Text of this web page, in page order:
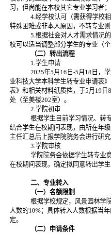
习，但尚能在本校其它专业学习者；
4.经学校认可（需获得学校
特殊困难或非本人原因，不转专业则
5.根据社会对人才需求情况
校可以适当调整部分学生的专业（
（二）转出流程
1.学生申请
2025年5月16日-5月18日，
业科技大学本科学生转专业申请表
表》和相关材料纸质档，于5月19
处（至美楼202室）。
2.学院初审
根据学生目前学习情况、转
结合学生在校期间表现，由所在年
主任汇总后上报学院院务会进行研究
3.学院审核
学院院务会依据学生转专业
在校期间表现，确定拟同意转出学生
二、专业转入
（一）名额限制
根据学校规定，风景园林学
人数的10%；具体转入人数根据当
定。
（二）申请条件